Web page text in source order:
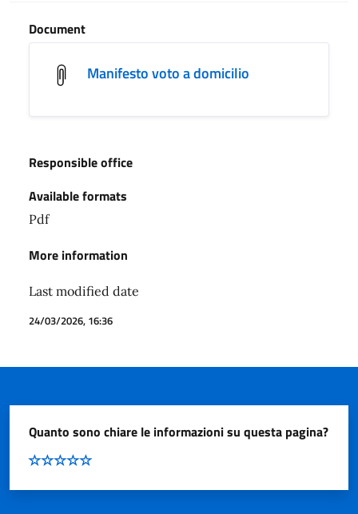
Document
Manifesto voto a domicilio
Responsible office
Available formats
Pdf
More information
Last modified date
24/03/2026, 16:36
Quanto sono chiare le informazioni su questa pagina?